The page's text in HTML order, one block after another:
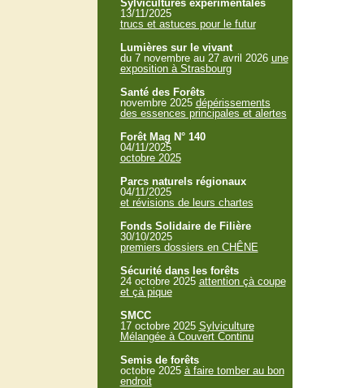
Sylvicultures expérimentales
13/11/2025
trucs et astuces pour le futur
Lumières sur le vivant
du 7 novembre au 27 avril 2026 une
exposition à Strasbourg
Santé des Forêts
novembre 2025 dépérissements
des essences principales et alertes
Forêt Mag N° 140
04/11/2025
octobre 2025
Parcs naturels régionaux
04/11/2025
et révisions de leurs chartes
Fonds Solidaire de Filière
30/10/2025
premiers dossiers en CHÊNE
Sécurité dans les forêts
24 octobre 2025 attention çà coupe
et çà pique
SMCC
17 octobre 2025 Sylviculture
Mélangée à Couvert Continu
Semis de forêts
octobre 2025 à faire tomber au bon
endroit